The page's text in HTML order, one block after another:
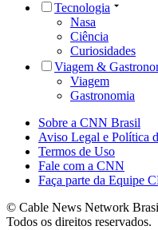
Tecnologia
Nasa
Ciência
Curiosidades
Viagem &
Viagem
Gastronomia
Sobre a CNN Brasil
Aviso Legal e Política
Termos de Uso
Fale com a CNN
Faça parte da Equipe
© Cable News Network
Todos os direitos reservados.